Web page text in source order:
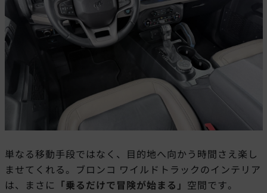
単なる移動手段ではなく、目的地へ向かう時間さえ楽し
ませてくれる。ブロンコ ワイルドトラックのインテリア
は、まさに 「乗るだけで冒険が始まる」 空間です。